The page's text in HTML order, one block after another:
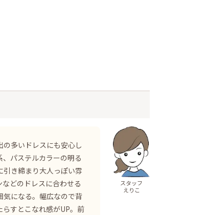
の多いドレスにも安心し
パステルカラーの明る
き締まり大人っぽい雰
どのドレスに合わせる
気になる。幅広なので背
すとこなれ感がUP。前
スタッフ
えりこ